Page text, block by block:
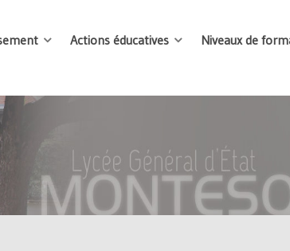
Actions éducatives Niveaux de